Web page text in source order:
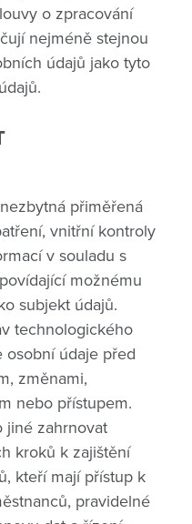
o zpracování
nejméně stejnou
údajů jako tyto
přiměřená
vnitřní kontroly
v souladu s
možnému
subjekt údajů.
technologického
osobní údaje před
změnami,
nebo přístupem.
jiné zahrnovat
kroků k zajištění
kteří mají přístup k
pravidelné